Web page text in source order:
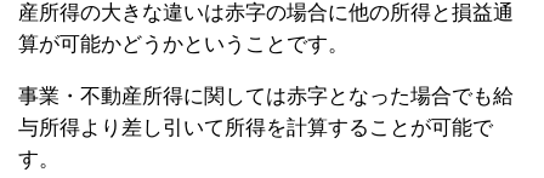
産所得の大きな違いは赤字の場合に他の所得と損益通
算が可能かどうかということです。
事業・不動産所得に関しては赤字となった場合でも給
与所得より差し引いて所得を計算することが可能で
す。